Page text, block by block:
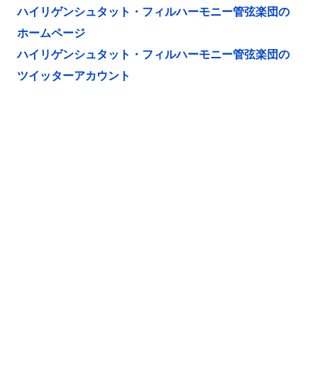
ハイリゲンシュタット・フィルハーモニー管弦楽団の
ホームページ
ハイリゲンシュタット・フィルハーモニー管弦楽団の
ツイッターアカウント